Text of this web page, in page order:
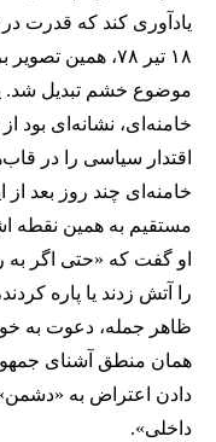
یادآوری کند که قدرت
۱۸ تیر ۷۸، همین
موضوع خشم تبدیل شد.
خامنه‌ای، نشانه‌ای بود
اقتدار سیاسی را در
خامنه‌ای چند روز بعد
مستقیم به همین نقطه
او گفت که «حتی اگر
را آتش زدند یا پاره
ظاهر جمله، دعوت به
همان منطق آشنای
دادن اعتراض به
داخلی».